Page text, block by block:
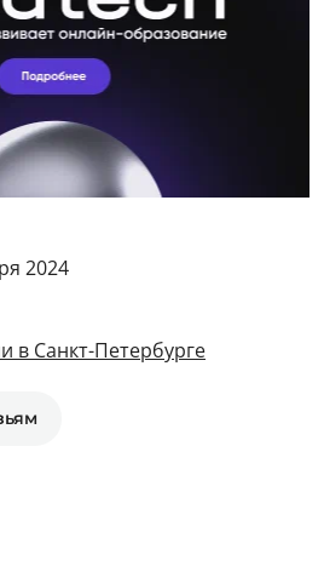
2024
в Санкт-Петербурге